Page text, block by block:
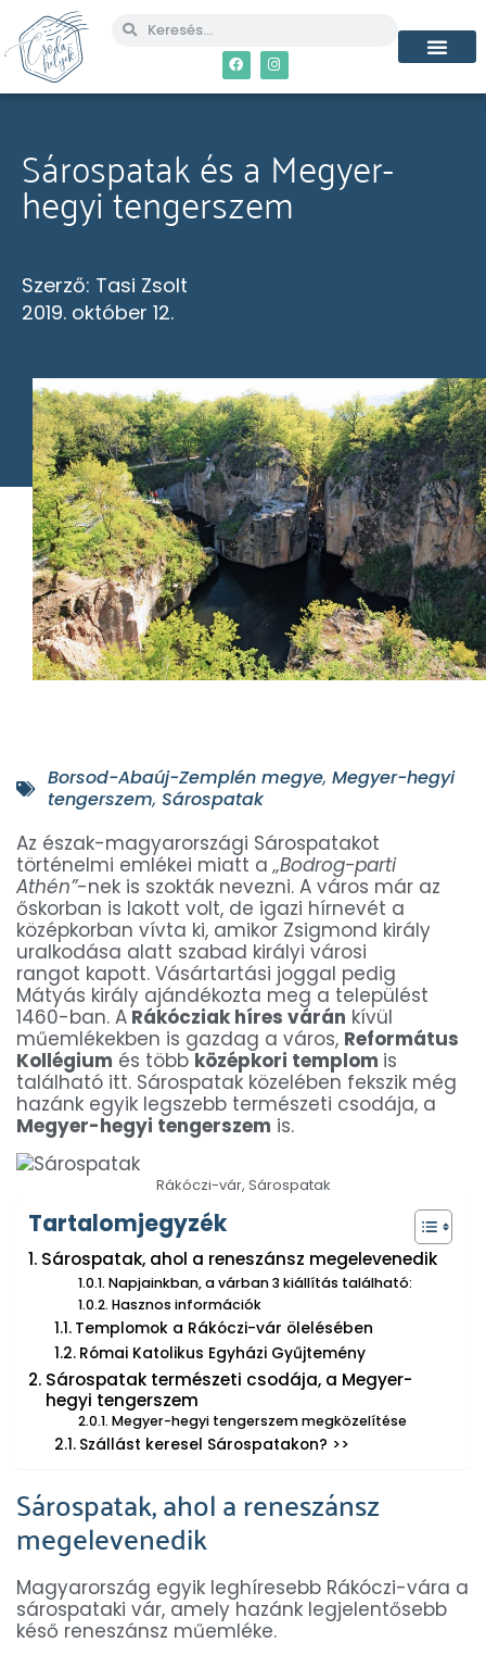
Sárospatak és a Megyer-
hegyi tengerszem
Szerző: Tasi Zsolt
2019. október 12.
Borsod-Abaúj-Zemplén megye, Megyer-hegyi
tengerszem, Sárospatak
Az észak-magyarországi Sárospatakot
történelmi emlékei miatt a „Bodrog-parti
Athén”-nek is szokták nevezni. A város már az
őskorban is lakott volt, de igazi hírnevét a
középkorban vívta ki, amikor Zsigmond király
uralkodása alatt szabad királyi városi
rangot kapott. Vásártartási joggal pedig
Mátyás király ajándékozta meg a települést
1460-ban. A Rákócziak híres várán kívül
műemlékekben is gazdag a város, Református
Kollégium és több középkori templom is
található itt. Sárospatak közelében fekszik még
hazánk egyik legszebb természeti csodája, a
Megyer-hegyi tengerszem is.
Rákóczi-vár, Sárospatak
Tartalomjegyzék
Sárospatak, ahol a reneszánsz megelevenedik
Napjainkban, a várban 3 kiállítás található:
Hasznos információk
Templomok a Rákóczi-vár ölelésében
Római Katolikus Egyházi Gyűjtemény
Sárospatak természeti csodája, a Megyer-
hegyi tengerszem
Megyer-hegyi tengerszem megközelítése
Szállást keresel Sárospatakon? >>
Sárospatak, ahol a reneszánsz
megelevenedik
Magyarország egyik leghíresebb Rákóczi-vára a
sárospataki vár, amely hazánk legjelentősebb
késő reneszánsz műemléke.